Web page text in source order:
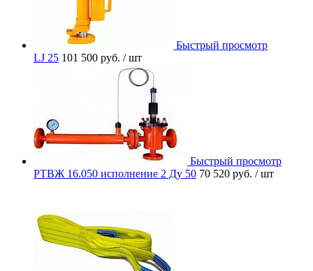
Быстрый просмотр
LJ 25 101 500 руб. / шт
Быстрый просмотр
РТВЖ 16.050 исполнение 2 Ду 50 70 520 руб. / шт